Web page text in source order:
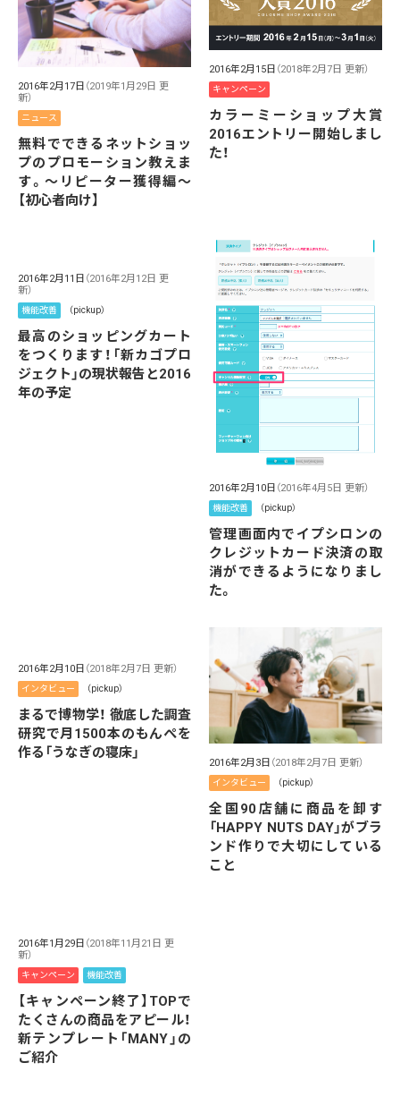
2016年2月17日 （2019年1月29日 更
新）
ニュース
無料でできるネットショッ
プのプロモーション教えま
す。〜リピーター獲得編〜
【初心者向け】
2016年2月15日 （2018年2月7日 更新）
キャンペーン
カラーミーショップ大賞
2016エントリー開始しまし
た！
2016年2月11日 （2016年2月12日 更
新）
機能改善 （pickup）
最高のショッピングカート
をつくります！「新カゴプロ
ジェクト」の現状報告と2016
年の予定
2016年2月10日 （2016年4月5日 更新）
機能改善 （pickup）
管理画面内でイプシロンの
クレジットカード決済の取
消ができるようになりまし
た。
2016年2月10日 （2018年2月7日 更新）
インタビュー （pickup）
まるで博物学！ 徹底した調査
研究で月1500本のもんぺを
作る「うなぎの寝床」
2016年2月3日 （2018年2月7日 更新）
インタビュー （pickup）
全国90店舗に商品を卸す
「HAPPY NUTS DAY」がブラ
ンド作りで大切にしている
こと
2016年1月29日 （2018年11月21日 更
新）
キャンペーン 機能改善
【キャンペーン終了】TOPで
たくさんの商品をアピール！
新テンプレート「MANY」の
ご紹介